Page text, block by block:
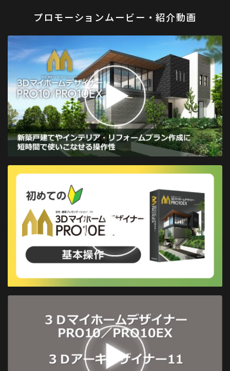
プロモーションムービー・紹介動画